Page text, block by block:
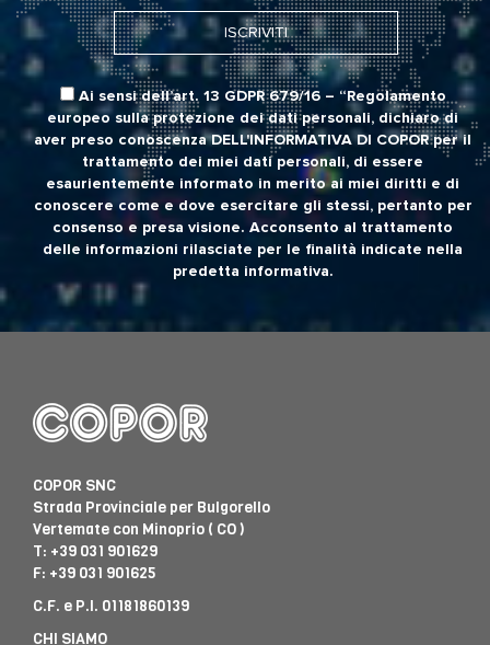
Ai sensi dell’art. 13 GDPR 679/16 – “Regolamento
europeo sulla protezione dei dati personali, dichiaro di
aver preso conoscenzaDELL'INFORMATIVA DI COPORper il
trattamento dei miei dati personali, di essere
esaurientemente informato in merito ai miei diritti e di
conoscere come e dove esercitare gli stessi, pertanto per
consenso e presa visione. Acconsento al trattamento
delle informazioni rilasciate per le finalità indicate nella
predetta informativa.
COPOR SNC
Strada Provinciale per Bulgorello
Vertemate con Minoprio ( CO )
T: +39 031 901629
F: +39 031 901625
C.F. e P.I. 01181860139
CHI SIAMO